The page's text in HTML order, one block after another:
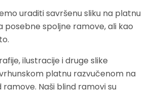
uraditi savršenu sliku na platnu
posebne spoljne ramove, ali kao
ilustracije i druge slike
platnu razvučenom na
Naši blind ramovi su